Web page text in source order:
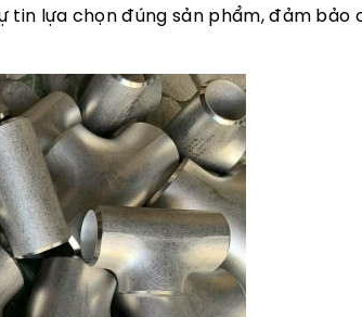
tin lựa chọn đúng sản phẩm, đảm bảo